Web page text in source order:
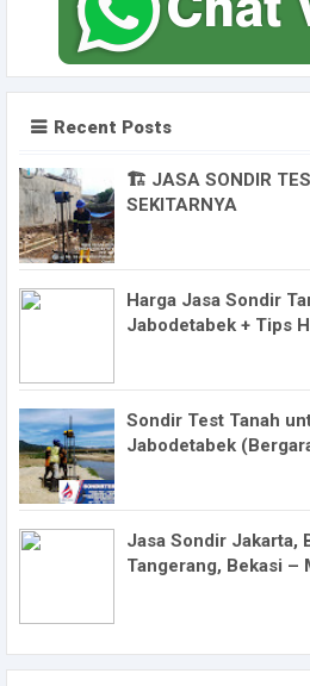
Recent Posts
🏗️ JASA SONDIR
SEKITARNYA
Harga Jasa Sondir
Jabodetabek + Tips
Sondir Test Tanah
Jabodetabek
Jasa Sondir Jakarta,
Tangerang, Bekasi –